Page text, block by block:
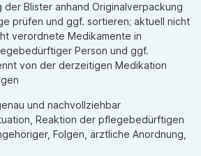
Blister anhand Originalverpackung
prüfen und ggf. sortieren; aktuell nicht
verordnete Medikamente in
Person und ggf.
von der derzeitigen Medikation
und nachvollziehbar
Reaktion der pflegebedürftigen
Folgen, ärztliche Anordnung,